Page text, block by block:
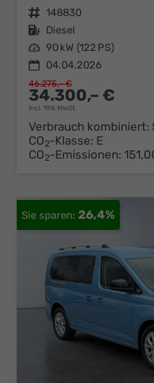
Fahrzeugnr. 148830
Kraftstoff Diesel
Leistung 90 kW (122 PS)
04.04.2026
34.300,– €
incl. 19% MwSt.
46.275,– €
Verbrauch kombiniert:
CO2-Klasse: E
CO2-Emissionen:
26,4%